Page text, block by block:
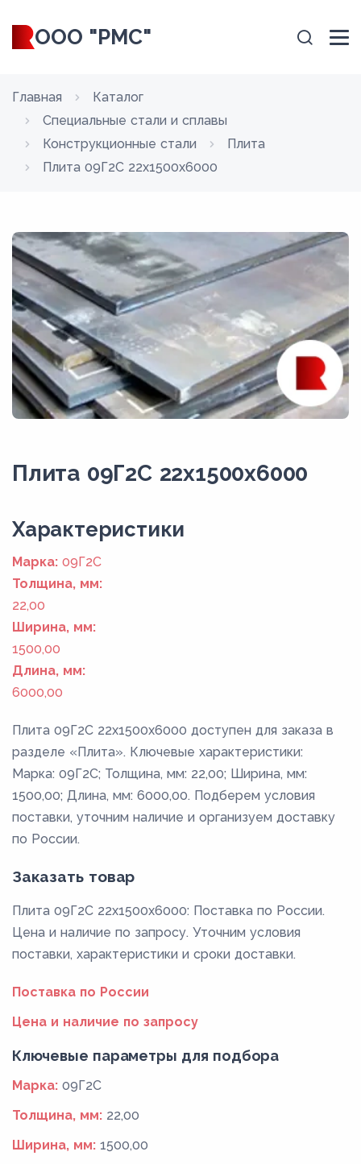
ООО "РМС"
Главная
Каталог
Специальные стали и сплавы
Конструкционные стали
Плита
Плита 09Г2С 22x1500x6000
Плита 09Г2С 22x1500x6000
Xарактеристики
Марка: 09Г2С
Толщина, мм:
22,00
Ширина, мм:
1500,00
Длина, мм:
6000,00
Плита 09Г2С 22x1500x6000 доступен для заказа в
разделе «Плита». Ключевые характеристики:
Марка: 09Г2С; Толщина, мм: 22,00; Ширина, мм:
1500,00; Длина, мм: 6000,00. Подберем условия
поставки, уточним наличие и организуем доставку
по России.
Заказать товар
Плита 09Г2С 22x1500x6000: Поставка по России.
Цена и наличие по запросу. Уточним условия
поставки, характеристики и сроки доставки.
Поставка по России
Цена и наличие по запросу
Ключевые параметры для подбора
Марка: 09Г2С
Толщина, мм: 22,00
Ширина, мм: 1500,00